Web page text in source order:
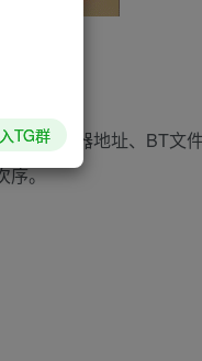
服务器地址、BT文
序。
TG群